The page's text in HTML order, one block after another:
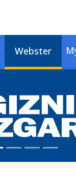
Webster